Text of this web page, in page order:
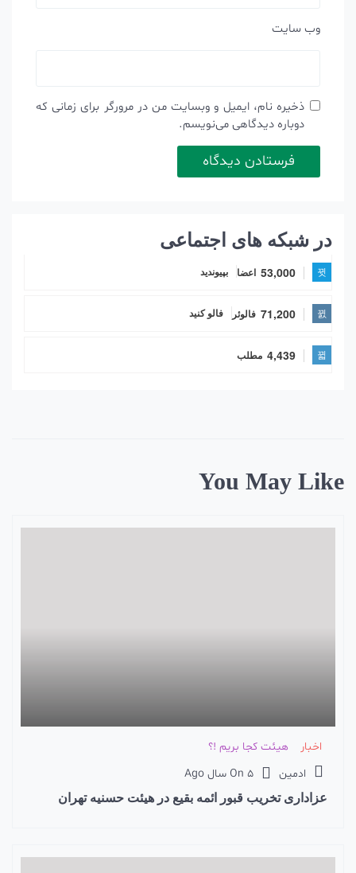
وب‌ سایت
ذخیره نام، ایمیل و وبسایت من در مرورگر برای زمانی که
دوباره دیدگاهی می‌نویسم.
در شبکه های اجتماعی
53,000 اعضا بپیوندید
71,200 فالوئر فالو کنید
4,439 مطلب
You May Like
اخبار
هیئت کجا بریم !؟
ادمین
On 5 سال Ago
عزاداری تخریب قبور ائمه بقیع در هیئت حسنیه تهران